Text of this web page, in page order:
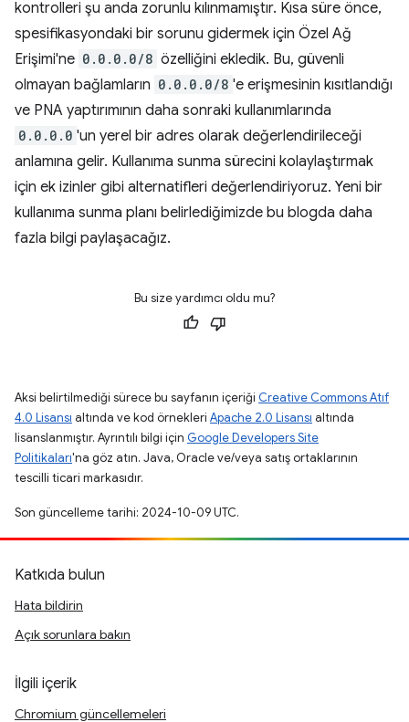
kontrolleri şu anda zorunlu kılınmamıştır. Kısa süre önce,
spesifikasyondaki bir sorunu gidermek için Özel Ağ
Erişimi'ne 0.0.0.0/8 özelliğini ekledik. Bu, güvenli
olmayan bağlamların 0.0.0.0/8 'e erişmesinin kısıtlandığı
ve PNA yaptırımının daha sonraki kullanımlarında
0.0.0.0 'un yerel bir adres olarak değerlendirileceği
anlamına gelir. Kullanıma sunma sürecini kolaylaştırmak
için ek izinler gibi alternatifleri değerlendiriyoruz. Yeni bir
kullanıma sunma planı belirlediğimizde bu blogda daha
fazla bilgi paylaşacağız.
Bu size yardımcı oldu mu?
Aksi belirtilmediği sürece bu sayfanın içeriği Creative Commons Atıf
4.0 Lisansı altında ve kod örnekleri Apache 2.0 Lisansı altında
lisanslanmıştır. Ayrıntılı bilgi için Google Developers Site
Politikaları'na göz atın. Java, Oracle ve/veya satış ortaklarının
tescilli ticari markasıdır.
Son güncelleme tarihi: 2024-10-09 UTC.
Katkıda bulun
Hata bildirin
Açık sorunlara bakın
İlgili içerik
Chromium güncellemeleri